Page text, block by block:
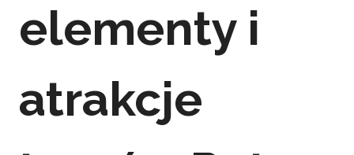
elementy i
atrakcje